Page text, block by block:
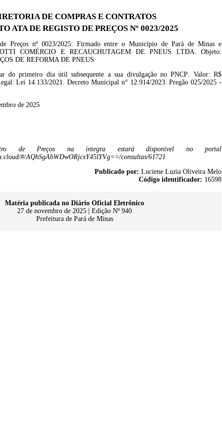
DE COMPRAS E CONTRATOS
ATA DE REGISTO DE PREÇOS Nº 0023/2025
Preçosnº 0023/2025: Firmado entre o Município de Pará de Minas e
COMÉRCIO E RECAUCHUTAGEM DE PNEUS LTDA. Objeto:
DE REFORMA DE PNEUS
do primeiro dia útil subsequente a sua divulgação no PNCP. Valor: R$
Lei 14.133/2021.Decreto Municipal n° 12.914/2023. Pregão025/2025 -
de 2025
de Preços na integra estará disponível no portal
#/AQhSgAbWDwORjcxY45lYVg==/consultas/61721
Publicado por: Luciene Luzia Oliveira Melo
Código identificador: 16598
Matéria publicada no Diário Oficial Eletrônico
27 de novembro de 2025 | Edição Nº 940
Prefeitura de Pará de Minas